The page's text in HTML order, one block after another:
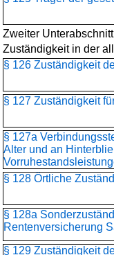
Zweiter Unterabschnitt
Zuständigkeit in der
§ 126 Zuständigkeit
§ 127 Zuständigkeit
§ 127a
Alter und an
§ 128 Örtliche
§ 128a
Rentenversicherung
§ 129 Zuständigkeit